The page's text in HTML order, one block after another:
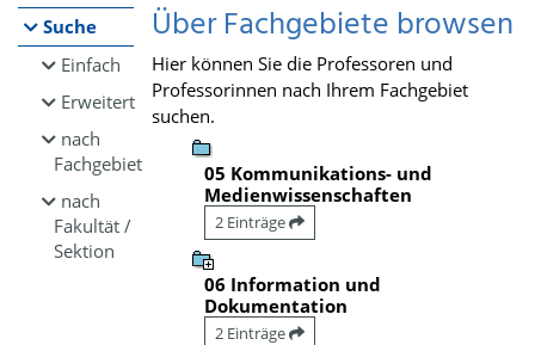
Suche
Einfach
Erweitert
nach
Fachgebiet
nach
Fakultät /
Sektion
Über Fachgebiete browsen
Hier können Sie die Professoren und
Professorinnen nach Ihrem Fachgebiet
suchen.
05 Kommunikations- und
Medienwissenschaften
2 Einträge
06 Information und
Dokumentation
2 Einträge